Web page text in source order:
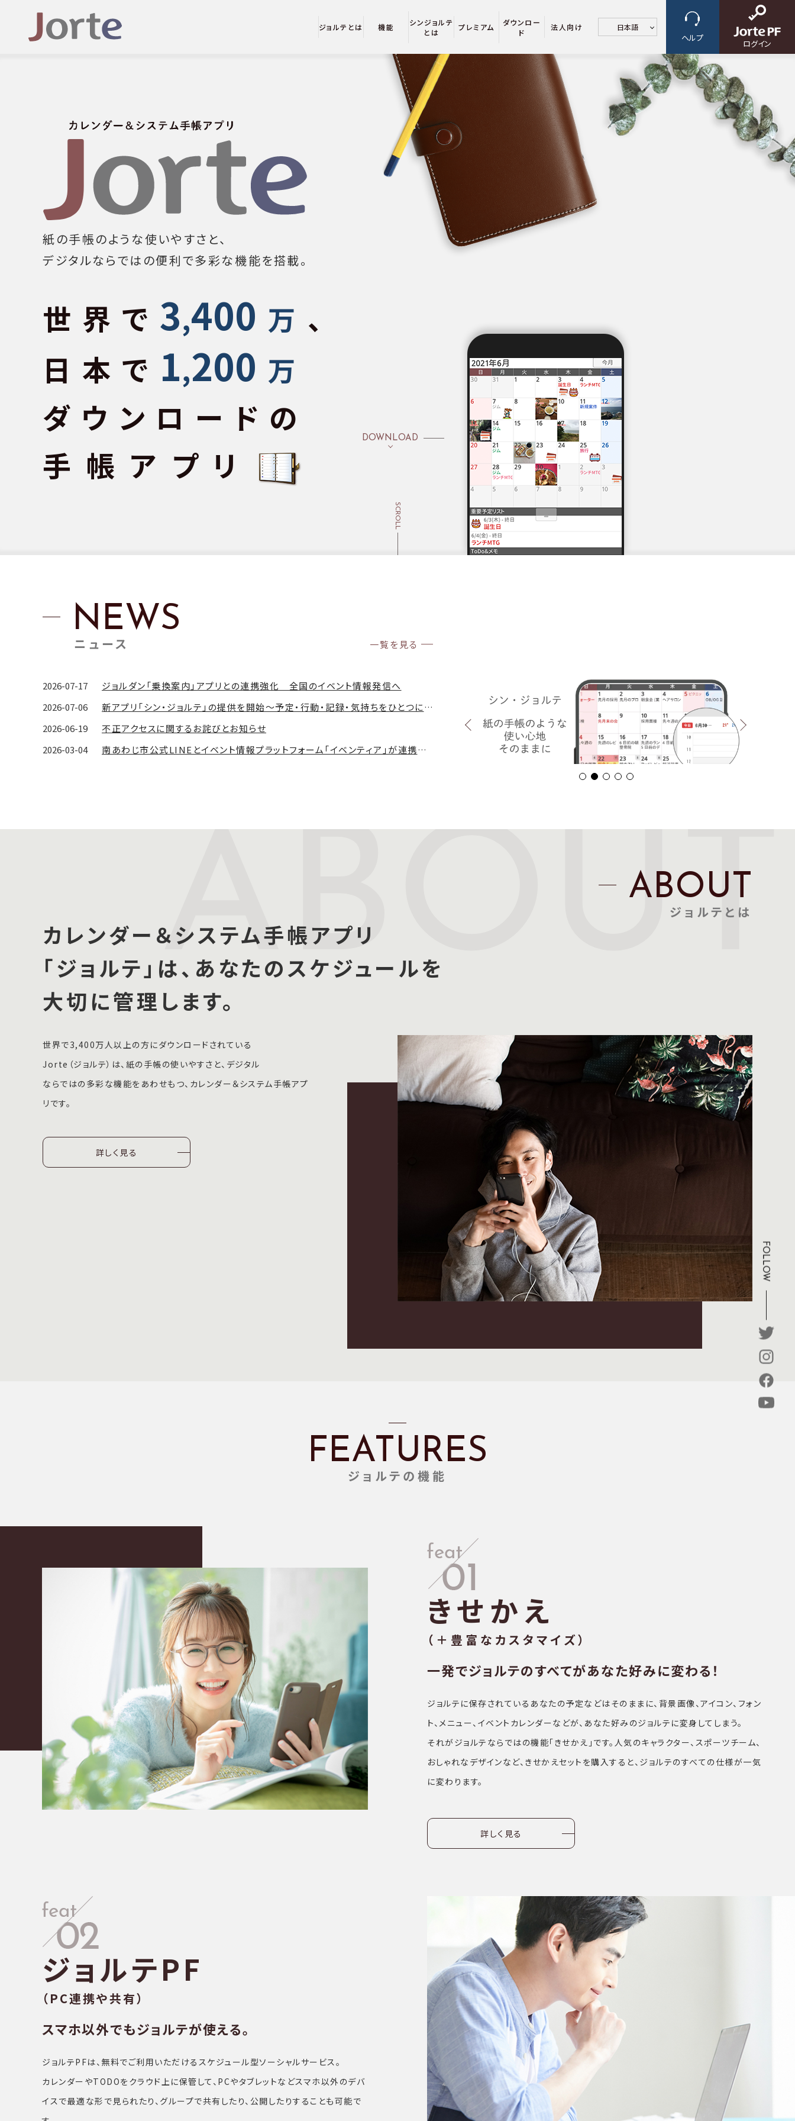
ジョルテとは 機能
シンジョルテ
とは
プレミアム
ダウンロー
ド
法人向け 日本語
ヘルプ
ログイン
FOLLOW
紙の手帳のような使いやすさと、
デジタルならではの便利で多彩な機能を搭載。
世界で 3,400 万 、
日本で 1,200 万
ダウンロードの
手帳アプリ
DOWNLOAD
SCROLL
NEWS
ニュース 一覧を見る
2026-07-17
ジョルダン「乗換案内」アプリとの連携強化 全国のイベント情報発信へ
2026-07-06
新アプリ「シン・ジョルテ」の提供を開始〜予定・行動・記録・気持ちをひとつに。「行動」と「体験」がつながる〜
2026-06-19
不正アクセスに関するお詫びとお知らせ
2026-03-04
南あわじ市公式LINEとイベント情報プラットフォーム「イベンティア」が連携～分散していた地域イベント情報を集約し、観光
ABOUT
ジョルテとは
カレンダー＆システム手帳アプリ
「ジョルテ」は、あなたのスケジュールを
大切に管理します。
世界で3,400万人以上の方にダウンロードされている
Jorte（ジョルテ）は、紙の手帳の使いやすさと、デジタル
ならではの多彩な機能をあわせもつ、カレンダー＆システム手帳アプ
リです。
詳しく見る
ABOUT
FEATURES
ジョルテの機能
きせかえ
（＋豊富なカスタマイズ）
一発でジョルテのすべてがあなた好みに変わる！
ジョルテに保存されているあなたの予定などはそのままに、背景画像、アイコン、フォン
ト、メニュー、イベントカレンダーなどが、あなた好みのジョルテに変身してしまう。
それがジョルテならではの機能「きせかえ」です。人気のキャラクター、スポーツチーム、
おしゃれなデザインなど、きせかえセットを購入すると、ジョルテのすべての仕様が一気
に変わります。
詳しく見る
ジョルテPF
（PC連携や共有）
スマホ以外でもジョルテが使える。
ジョルテPFは、無料でご利⽤いただけるスケジュール型ソーシャルサービス。
カレンダーやTODOをクラウド上に保管して、PCやタブレットなどスマホ以外のデバ
イスで最適な形で⾒られたり、グループで共有したり、公開したりすることも可能で